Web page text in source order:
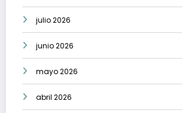
julio 2026
junio 2026
mayo 2026
abril 2026